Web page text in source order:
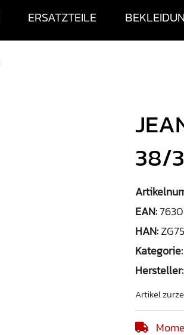
ERSATZTEILE
38/
EAN:
HAN:
Kategorie:
Hersteller:
Artikel